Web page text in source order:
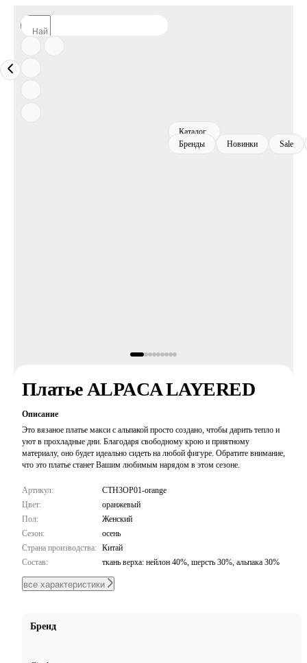
Каталог
Бренды
Новинки Sale
Платье ALPACA LAYERED
Описание
Это вязаное платье макси с альпакой просто создано, чтобы дарить тепло и
уют в прохладные дни. Благодаря свободному крою и приятному
материалу, оно будет идеально сидеть на любой фигуре. Обратите внимание,
что это платье станет Вашим любимым нарядом в этом сезоне.
Артикул:
CTH3OP01-orange
Цвет:
оранжевый
Пол:
Женский
Сезон:
осень
Страна производства: Китай
Состав:
ткань верха: нейлон 40%, шерсть 30%, альпака 30%
все характеристики
Бренд